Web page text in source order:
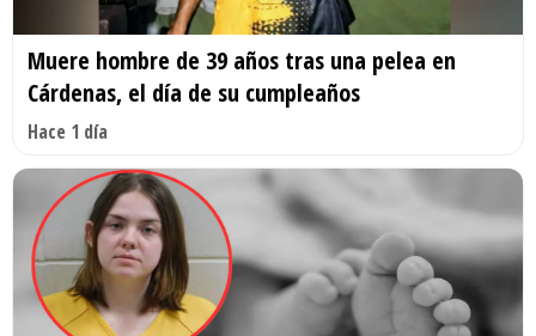
Muere hombre de 39 años tras una pelea en
Cárdenas, el día de su cumpleaños
Hace 1 día